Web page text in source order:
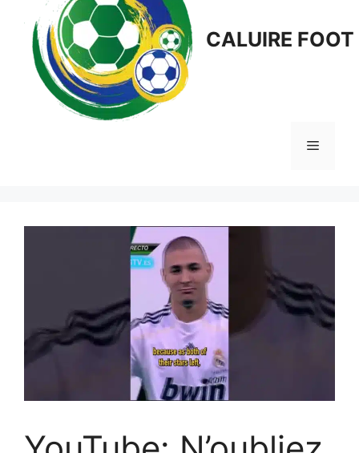
CALUIRE FOOT
Menu